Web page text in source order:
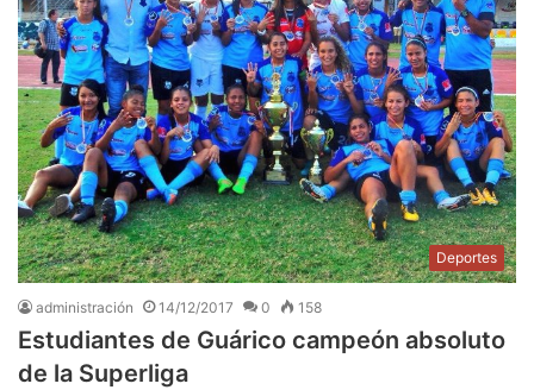
Deportes
administración 14/12/2017 0 158
Estudiantes de Guárico campeón absoluto
de la Superliga